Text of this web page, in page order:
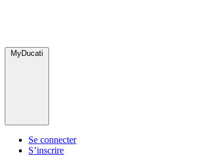
MyDucati
Se connecter
S’inscrire